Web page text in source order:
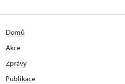
Domů
Akce
Zprávy
Publikace